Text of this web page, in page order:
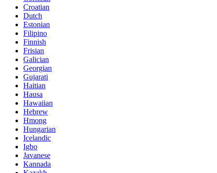
Croatian
Dutch
Estonian
Filipino
Finnish
Frisian
Galician
Georgian
Gujarati
Haitian
Hausa
Hawaiian
Hebrew
Hmong
Hungarian
Icelandic
Igbo
Javanese
Kannada